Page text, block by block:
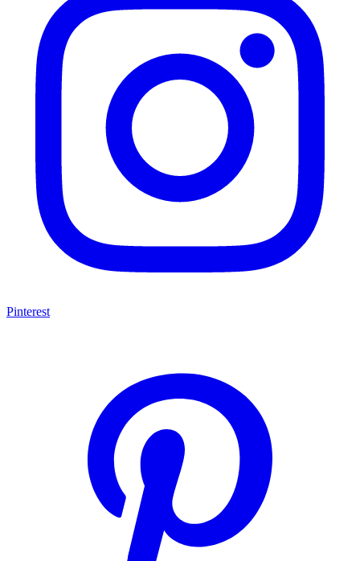
Pinterest